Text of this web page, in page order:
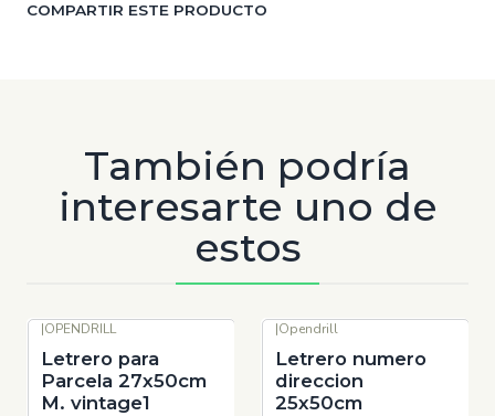
COMPARTIR ESTE PRODUCTO
También podría
interesarte uno de
estos
|OPENDRILL
Letrero para
Parcela 27x50cm
M. vintage1
|Opendrill
Letrero numero
direccion
25x50cm